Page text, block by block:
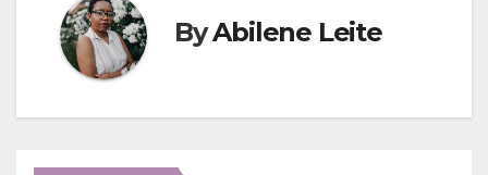
ByAbilene Leite